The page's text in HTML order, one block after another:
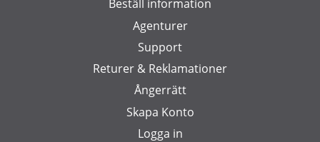
Beställ information
Agenturer
Support
Returer & Reklamationer
Ångerrätt
Skapa Konto
Logga in